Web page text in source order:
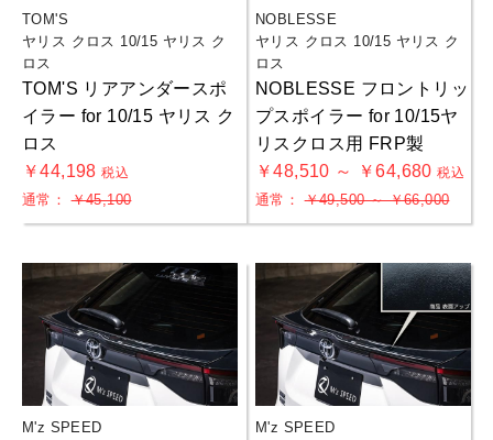
TOM'S
ヤリス クロス 10/15 ヤリス ク
ロス
TOM'S リアアンダースポ
イラー for 10/15 ヤリス ク
ロス
￥44,198税込
通常：￥45,100
NOBLESSE
ヤリス クロス 10/15 ヤリス ク
ロス
NOBLESSE フロントリッ
プスポイラー for 10/15ヤ
リスクロス用 FRP製
￥48,510 ～ ￥64,680税込
通常：￥49,500 ～ ￥66,000
M'z SPEED
M'z SPEED
お買物を続ける カートへ進む